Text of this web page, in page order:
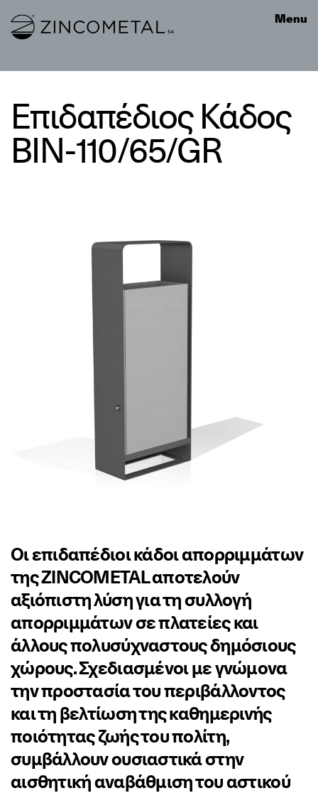
Link to homepage Menu
Επιδαπέδιος Κάδος
BIN-110/65/GR
Οι επιδαπέδιοι κάδοι απορριμμάτων
της ZINCOMETAL αποτελούν
αξιόπιστη λύση για τη συλλογή
απορριμμάτων σε πλατείες και
άλλους πολυσύχναστους δημόσιους
χώρους. Σχεδιασμένοι με γνώμονα
την προστασία του περιβάλλοντος
και τη βελτίωση της καθημερινής
ποιότητας ζωής του πολίτη,
συμβάλλουν ουσιαστικά στην
αισθητική αναβάθμιση του αστικού